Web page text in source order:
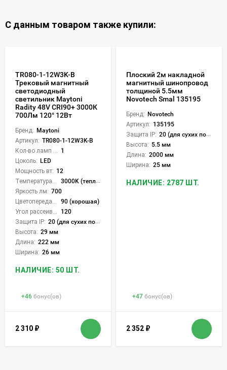
С данным товаром также купили:
TR080-1-12W3K-B
Трековый магнитный
светодиодный
светильник Maytoni
Radity 48V CRI90+ 3000К
700Лм 120° 12Вт
Бренд: Maytoni
Артикул: TR080-1-12W3K-B
1
Цоколь: LED
Мощность вт: 12
3000K (теплый)
Яркость лм: 700
90 (хорошая)
120
Защита IP: 20 (для сухих пом.)
Высота: 29 мм
Длина: 222 мм
Ширина: 26 мм
НАЛИЧИЕ: 50 ШТ.
+46 бонус(ов)
2 310 ₽
Плоский 2м накладной
магнитный шинопровод
толщиной 5.5мм
Novotech Smal 135195
Бренд: Novotech
Артикул: 135195
Защита IP: 20 (для сухих пом.)
Высота: 5.5 мм
Длина: 2000 мм
Ширина: 25 мм
НАЛИЧИЕ: 2787 ШТ.
+47 бонус(ов)
2 352 ₽